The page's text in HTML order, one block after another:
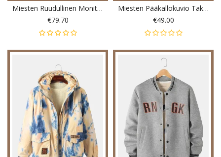
Miesten Ruudullinen Monitaskuinen Vetoketjullinen Lämmin Pitkähihainen Hupullinen Takki
€79.70
Miesten Pääkallokuvio Takaisin Print Raglan Sleeve Lapel Puuvillainen Vapaa-Ajan Takki
€49.00